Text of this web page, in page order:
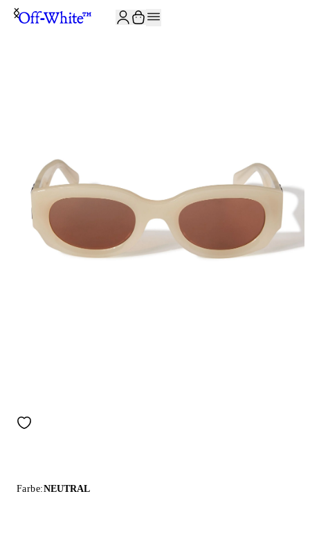
Farbe:NEUTRAL